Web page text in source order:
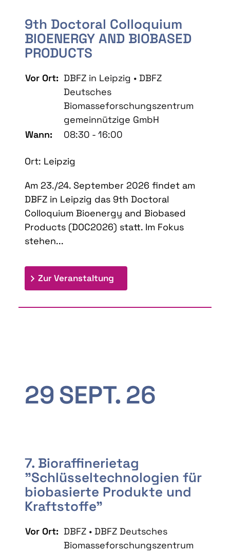
9th Doctoral Colloquium
BIOENERGY AND BIOBASED
PRODUCTS
Vor Ort: DBFZ in Leipzig • DBFZ
Deutsches
Biomasseforschungszentrum
gemeinnützige GmbH
Wann:
08:30 - 16:00
Ort: Leipzig
Am 23./24. September 2026 findet am
DBFZ in Leipzig das 9th Doctoral
Colloquium Bioenergy and Biobased
Products (DOC2026) statt. Im Fokus
stehen...
Zur Veranstaltung
29SEPT. 26
7. Bioraffinerietag
"Schlüsseltechnologien für
biobasierte Produkte und
Kraftstoffe"
Vor Ort: DBFZ • DBFZ Deutsches
Biomasseforschungszentrum